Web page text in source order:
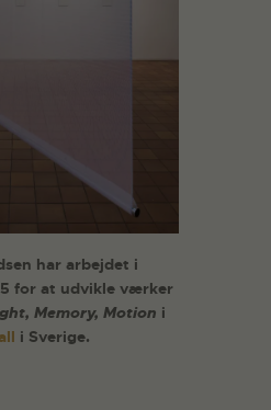
har arbejdet i
for at udvikle værker
Memory, Motion i
i Sverige.